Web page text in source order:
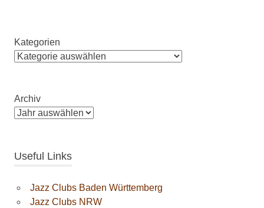
Kategorien
Archiv
Useful Links
Jazz Clubs Baden Württemberg
Jazz Clubs NRW